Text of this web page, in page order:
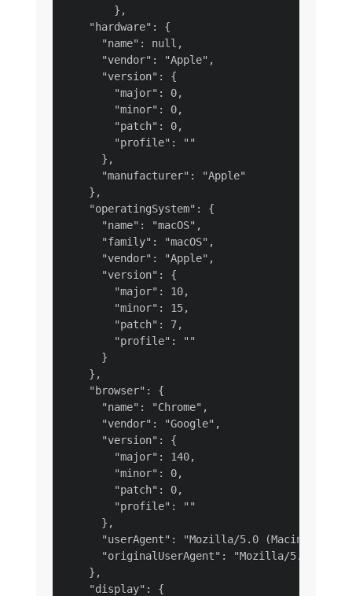
        },
    "hardware": {
      "name": null,
      "vendor": "Apple",
      "version": {
        "major": 0,
        "minor": 0,
        "patch": 0,
        "profile": ""
      },
      "manufacturer": "Apple"
    },
    "operatingSystem": {
      "name": "macOS",
      "family": "macOS",
      "vendor": "Apple",
      "version": {
        "major": 10,
        "minor": 15,
        "patch": 7,
        "profile": ""
      }
    },
    "browser": {
      "name": "Chrome",
      "vendor": "Google",
      "version": {
        "major": 140,
        "minor": 0,
        "patch": 0,
        "profile": ""
      },
"userAgent": "Mozilla/5.0 (Macintosh;
"originalUserAgent": "Mozilla/5.0
    },
    "display": {